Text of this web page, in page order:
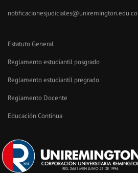
notificacionesjudiciales@uniremington.edu.co
Estatuto General
Reglamento estudiantil posgrado
Reglamento estudiantil pregrado
Reglamento Docente
Educación Continua